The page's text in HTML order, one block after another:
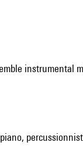
instrumental